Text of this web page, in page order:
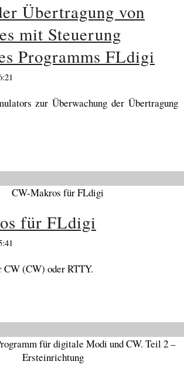
Übertragung von
mit Steuerung
Programms FLdigi
zur Überwachung der Übertragung
für FLdigi
(CW) oder RTTY.